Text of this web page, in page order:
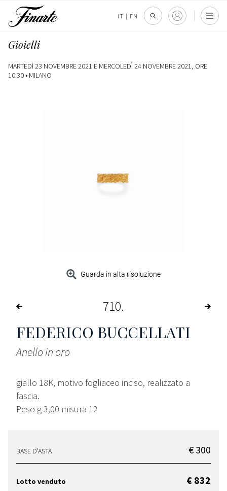
IT | EN
Gioielli
MARTEDÌ 23 NOVEMBRE 2021 E MERCOLEDÌ 24 NOVEMBRE 2021, ORE
10:30 • MILANO
Guarda in alta risoluzione
710
FEDERICO BUCCELLATI
Anello in oro
giallo 18K, motivo fogliaceo inciso, realizzato a
fascia.
Peso g 3,00 misura 12
BASE D'ASTA € 300
Lotto venduto € 832